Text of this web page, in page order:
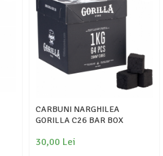
CARBUNI NARGHILEA
GORILLA C26 BAR BOX
30,00 Lei